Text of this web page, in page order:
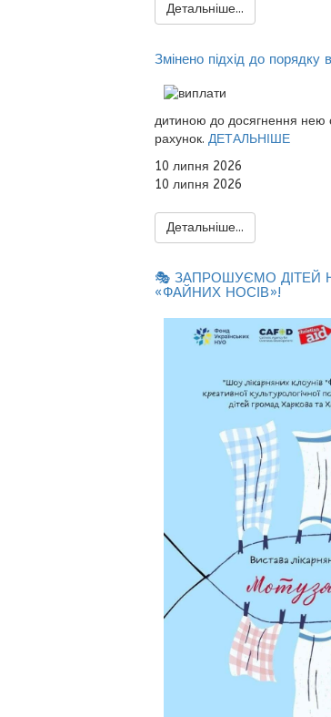
Детальніше...
Змінено підхід до порядку
дитиною до досягнення нею
рахунок. ДЕТАЛЬНІШЕ
10 липня 2026
10 липня 2026
Детальніше...
🎭 ЗАПРОШУЄМО ДІТЕЙ
«ФАЙНИХ НОСІВ»!